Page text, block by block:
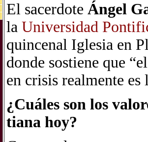
El sa­cer­do­te Ángel
la Uni­ver­si­dad
quin­ce­nal Igle­sia en
don­de sos­tie­ne que
en cri­sis real­men­te es
¿Cuá­les son los
tia­na hoy?